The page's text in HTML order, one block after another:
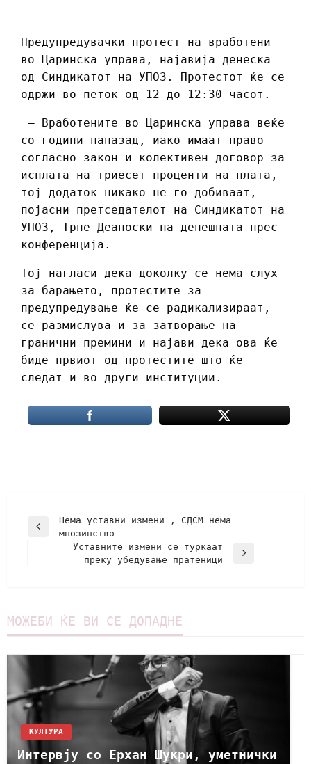
Предупредувачки протест на вработени
во Царинска управа, најавија денеска
од Синдикатот на УПОЗ. Протестот ќе се
одржи во петок од 12 до 12:30 часот.
– Вработените во Царинска управа веќе
со години наназад, иако имаат право
согласно закон и колективен договор за
исплата на триесет проценти на плата,
тој додаток никако не го добиваат,
појасни претседателот на Синдикатот на
УПОЗ, Трпе Деаноски на денешната прес-
конференција.
Тој нагласи дека доколку се нема слух
за барањето, протестите за
предупредување ќе се радикализираат,
се размислува и за затворање на
гранични премини и најави дека ова ќе
биде првиот од протестите што ќе
следат и во други институции.
Нема уставни измени , СДСМ нема
мнозинство
Уставните измени се туркаат
преку убедување пратеници
МОЖЕБИ ЌЕ ВИ СЕ ДОПАДНЕ
КУЛТУРА
Интервју со Ерхан Шукри, уметнички